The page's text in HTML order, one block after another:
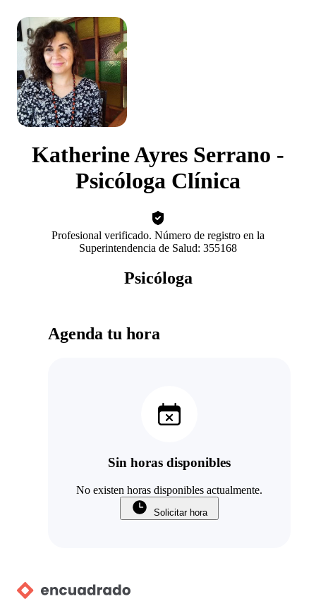
Katherine Ayres Serrano -
Psicóloga Clínica
Profesional verificado. Número de registro en la
Superintendencia de Salud: 355168
Psicóloga
Agenda tu hora
Sin horas disponibles
No existen horas disponibles actualmente.
Solicitar hora